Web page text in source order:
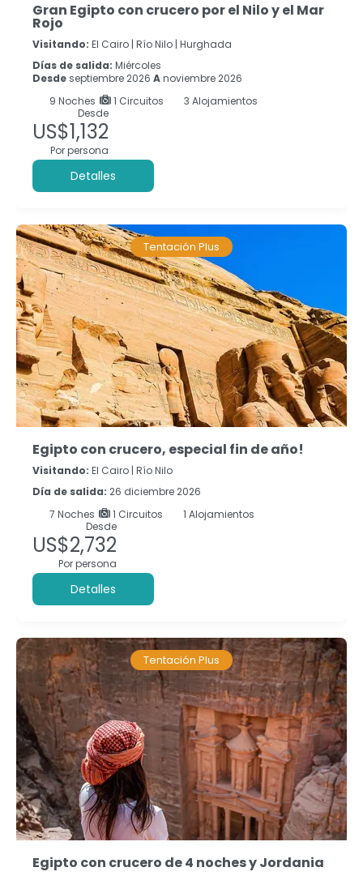
Gran Egipto con crucero por el Nilo y el Mar
Rojo
Visitando: El Cairo | Río Nilo | Hurghada
Días de salida: Miércoles
Desde septiembre 2026 Anoviembre 2026
9 Noches 1 Circuitos
3 Alojamientos
Desde
US$1,132
Por persona
Detalles
Tentación Plus
Egipto con crucero, especial fin de año!
Visitando: El Cairo | Río Nilo
Día de salida: 26 diciembre 2026
7 Noches 1 Circuitos
1 Alojamientos
Desde
US$2,732
Por persona
Detalles
Tentación Plus
Egipto con crucero de 4 noches y Jordania